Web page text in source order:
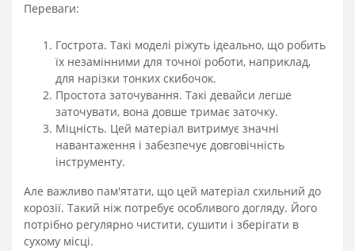
Переваги:
Гострота. Такі моделі ріжуть ідеально, що робить
їх незамінними для точної роботи, наприклад,
для нарізки тонких скибочок.
Простота заточування. Такі девайси легше
заточувати, вона довше тримає заточку.
Міцність. Цей матеріал витримує значні
навантаження і забезпечує довговічність
інструменту.
Але важливо пам'ятати, що цей матеріал схильний до
корозії. Такий ніж потребує особливого догляду. Його
потрібно регулярно чистити, сушити і зберігати в
сухому місці.